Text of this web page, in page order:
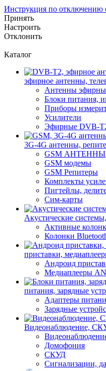
Инструкция по отключению
Принять
Настроить
Отклонить
Каталог
эфирное антенны,
Антенны
Блоки питания,
Приборы
Усилители
Эфирные DVB-
3G-4G антенны,
GSM АНТЕННЫ
GSM модемы
GSM Репитеры
Комплекты
Пигтейлы,
Сим-карты
Акустические
Активные
Колонки
приставки,
Андроид
Медиаплееры
питания, зарядные
Адаптеры
Зарядные
Видеонаблюдение,
Домофония
СКУД
Сигнализации,